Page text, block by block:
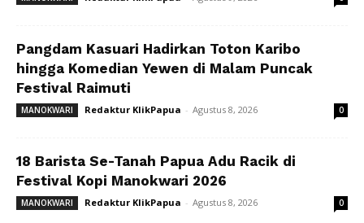
Pangdam Kasuari Hadirkan Toton Karibo
hingga Komedian Yewen di Malam Puncak
Festival Raimuti
MANOKWARI Redaktur KlikPapua - Agustus 8, 2026 0
18 Barista Se-Tanah Papua Adu Racik di
Festival Kopi Manokwari 2026
MANOKWARI Redaktur KlikPapua - Agustus 8, 2026 0